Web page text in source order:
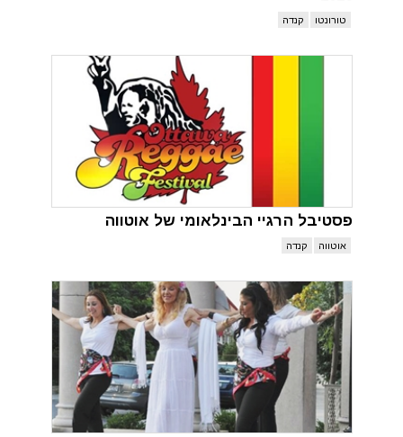
טורונטו קנדה
פסטיבל הרגיי הבינלאומי של אוטווה
אוטווה קנדה